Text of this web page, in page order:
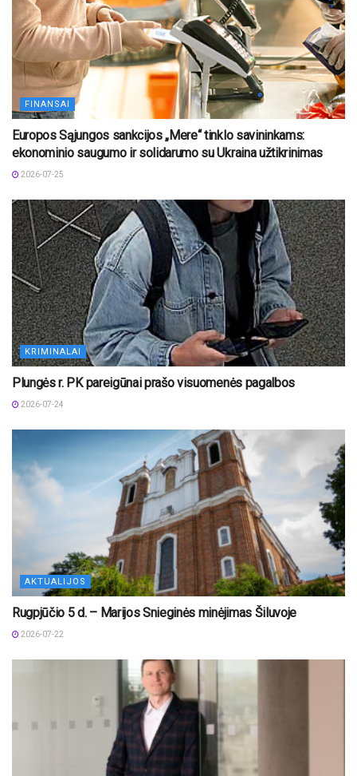
FINANSAI
Europos Sąjungos sankcijos „Mere“ tinklo savininkams:
ekonominio saugumo ir solidarumo su Ukraina užtikrinimas
2026-07-25
KRIMINALAI
Plungės r. PK pareigūnai prašo visuomenės pagalbos
2026-07-24
AKTUALIJOS
Rugpjūčio 5 d. – Marijos Snieginės minėjimas Šiluvoje
2026-07-22